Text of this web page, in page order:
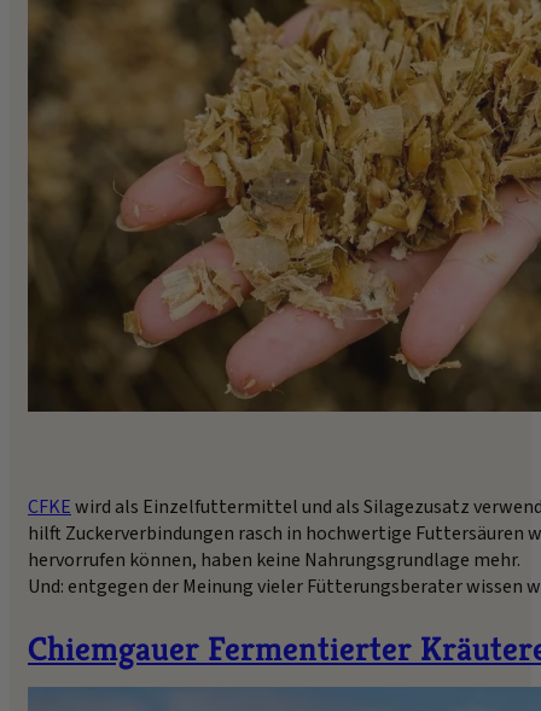
CFKEwird als Einzelfuttermittel und als Silagezusatz
hilft Zuckerverbindungen rasch in hochwertige Futtersäuren
hervorrufen können, haben keine Nahrungsgrundlage mehr.
Und: entgegen der Meinung vieler Fütterungsberater wissen
Chiemgauer Fermentierter